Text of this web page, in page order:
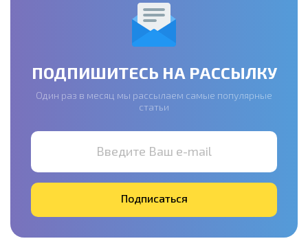
ПОДПИШИТЕСЬ НА РАССЫЛКУ
Один раз в месяц мы рассылаем самые популярные
статьи
Введите Ваш e-mail
Подписаться